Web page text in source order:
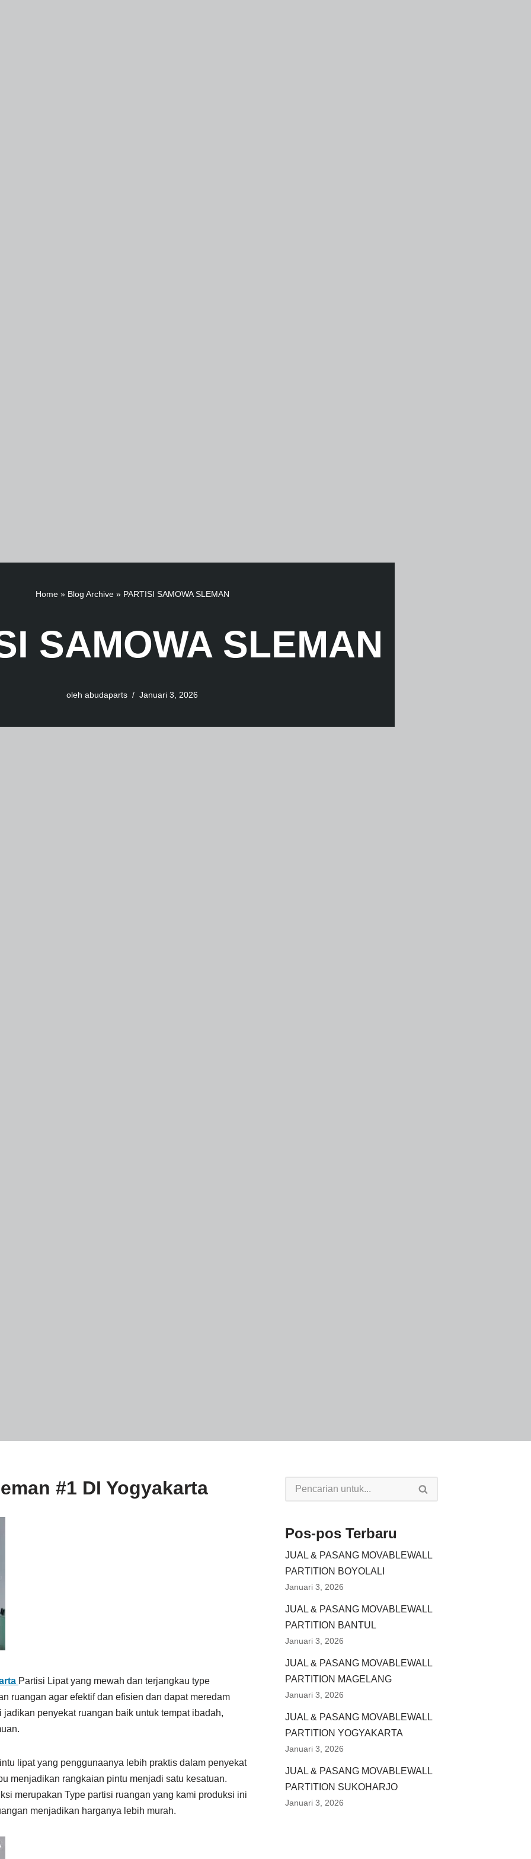
Home» Blog Archive» PARTISI SAMOWA SLEMAN
SAMOWA SLEMAN
oleh abudaparts Januari 3, 2026
#1 DI Yogyakarta
Partisi Lipat yang mewah dan terjangkau type
ruangan agar efektif dan efisien dan dapat meredam
penyekat ruangan baik untuk tempat ibadah,
lipat yang penggunaanya lebih praktis dalam penyekat
menjadikan rangkaian pintu menjadi satu kesatuan.
merupakan Type partisi ruangan yang kami produksi ini
menjadikan harganya lebih murah.
Pos-pos Terbaru
JUAL & PASANG MOVABLEWALL
PARTITION BOYOLALI
Januari 3, 2026
JUAL & PASANG MOVABLEWALL
PARTITION BANTUL
Januari 3, 2026
JUAL & PASANG MOVABLEWALL
PARTITION MAGELANG
Januari 3, 2026
JUAL & PASANG MOVABLEWALL
PARTITION YOGYAKARTA
Januari 3, 2026
JUAL & PASANG MOVABLEWALL
PARTITION SUKOHARJO
Januari 3, 2026